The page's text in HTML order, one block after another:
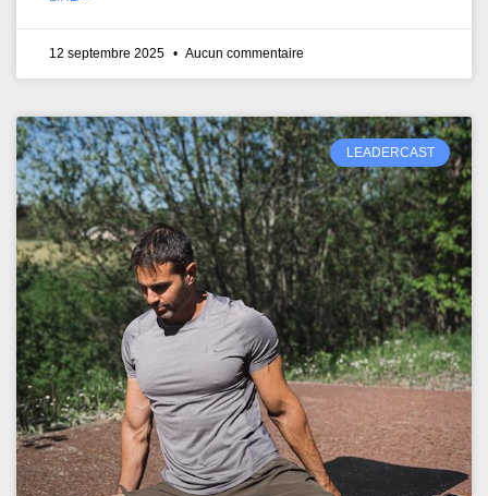
12 septembre 2025 Aucun commentaire
LEADERCAST